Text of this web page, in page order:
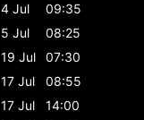
4 Jul
09:35
5 Jul
08:25
19 Jul
07:30
17 Jul
08:55
17 Jul
14:00